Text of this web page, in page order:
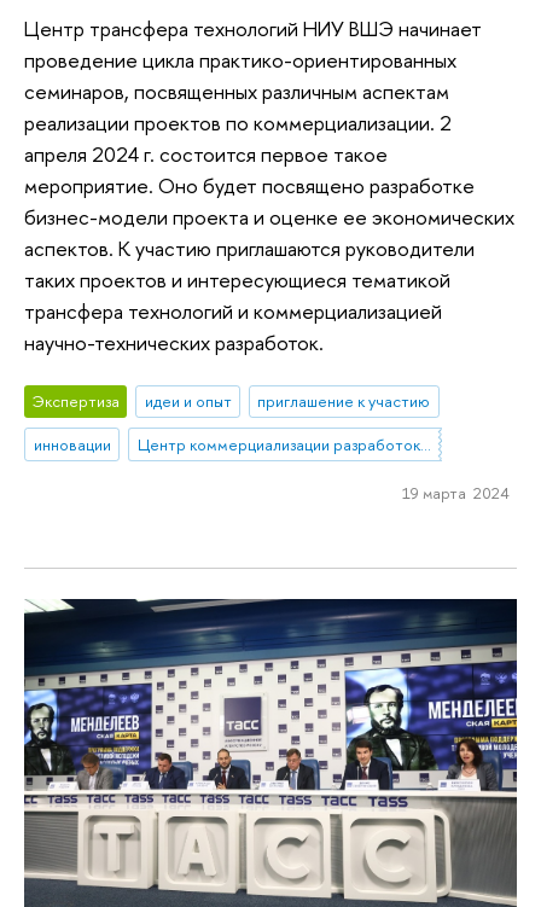
Центр трансфера технологий НИУ ВШЭ начинает
проведение цикла практико-ориентированных
семинаров, посвященных различным аспектам
реализации проектов по коммерциализации. 2
апреля 2024 г. состоится первое такое
мероприятие. Оно будет посвящено разработке
бизнес-модели проекта и оценке ее экономических
аспектов. К участию приглашаются руководители
таких проектов и интересующиеся тематикой
трансфера технологий и коммерциализацией
научно-технических разработок.
Экспертиза идеи и опыт
приглашение к участию
инновации
Центр коммерциализации разработок и трансфера технологий
19 марта 2024